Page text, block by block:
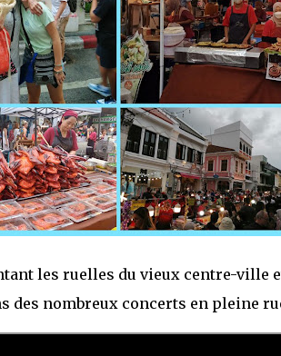
les ruelles du vieux centre-ville
des nombreux concerts en pleine